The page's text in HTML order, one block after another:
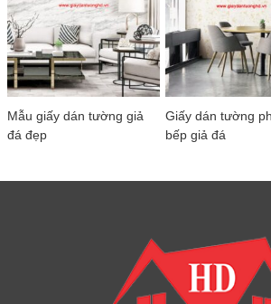
Mẫu giấy dán tường giả
đá đẹp
Giấy dán tường
bếp giả đá